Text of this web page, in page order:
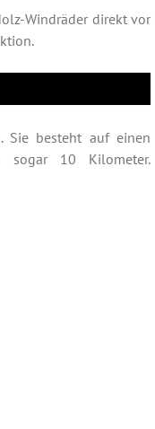
Windräder direkt vor
Sie besteht auf einen
sogar 10 Kilometer.